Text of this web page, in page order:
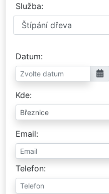
Služba
Datum
Kde
Email
Telefon